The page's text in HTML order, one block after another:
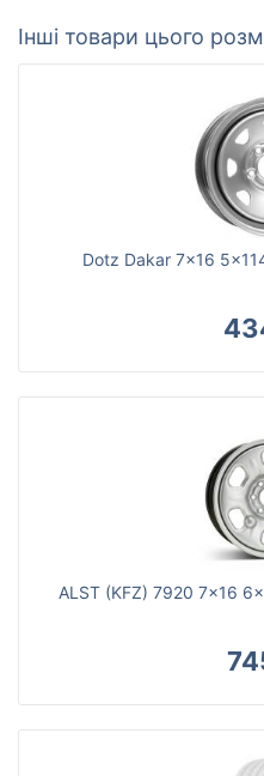
Інші товари цього
Dotz Dakar 7x16
ALST (KFZ) 7920 7x16